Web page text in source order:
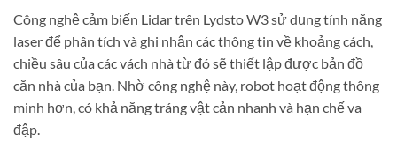
Công nghệ cảm biến Lidar trên Lydsto W3 sử dụng tính năng
laser để phân tích và ghi nhận các thông tin về khoảng cách,
chiều sâu của các vách nhà từ đó sẽ thiết lập được bản đồ
căn nhà của bạn. Nhờ công nghệ này, robot hoạt động thông
minh hơn, có khả năng tráng vật cản nhanh và hạn chế va
đập.